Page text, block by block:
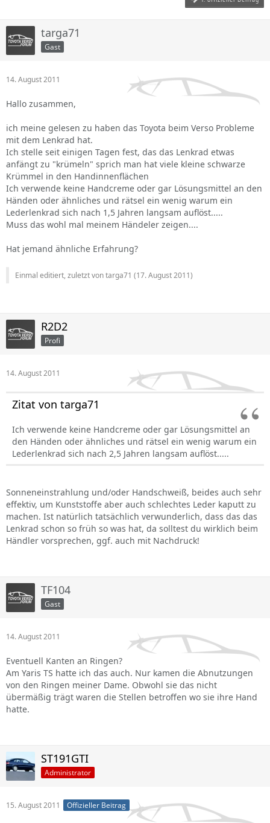
targa71
Gast
14. August 2011
Hallo zusammen,
ich meine gelesen zu haben das Toyota beim Verso Probleme
mit dem Lenkrad hat.
Ich stelle seit einigen Tagen fest, das das Lenkrad etwas
anfängt zu "krümeln" sprich man hat viele kleine schwarze
Krümmel in den Handinnenflächen
Ich verwende keine Handcreme oder gar Lösungsmittel an den
Händen oder ähnliches und rätsel ein wenig warum ein
Lederlenkrad sich nach 1,5 Jahren langsam auflöst.....
Muss das wohl mal meinem Händeler zeigen....
Hat jemand ähnliche Erfahrung?
Einmal editiert, zuletzt von targa71 (17. August 2011)
R2D2
Profi
14. August 2011
Zitat von targa71
Ich verwende keine Handcreme oder gar Lösungsmittel an
den Händen oder ähnliches und rätsel ein wenig warum ein
Lederlenkrad sich nach 2,5 Jahren langsam auflöst.....
Sonneneinstrahlung und/oder Handschweiß, beides auch sehr
effektiv, um Kunststoffe aber auch schlechtes Leder kaputt zu
machen. Ist natürlich tatsächlich verwunderlich, dass das das
Lenkrad schon so früh so was hat, da solltest du wirklich beim
Händler vorsprechen, ggf. auch mit Nachdruck!
TF104
Gast
14. August 2011
Eventuell Kanten an Ringen?
Am Yaris TS hatte ich das auch. Nur kamen die Abnutzungen
von den Ringen meiner Dame. Obwohl sie das nicht
übermäßig trägt waren die Stellen betroffen wo sie ihre Hand
hatte.
ST191GTI
Administrator
15. August 2011 Offizieller Beitrag